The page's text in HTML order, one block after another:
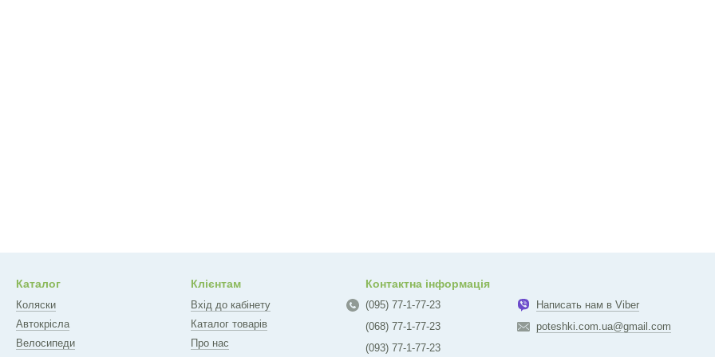
Каталог
Коляски
Автокрісла
Велосипеди
Клієнтам
Вхід до кабінету
Каталог товарів
Про нас
Контактна інформація
(095) 77-1-77-23
(068) 77-1-77-23
(093) 77-1-77-23
Написать нам в Viber
poteshki.com.ua@gmail.com